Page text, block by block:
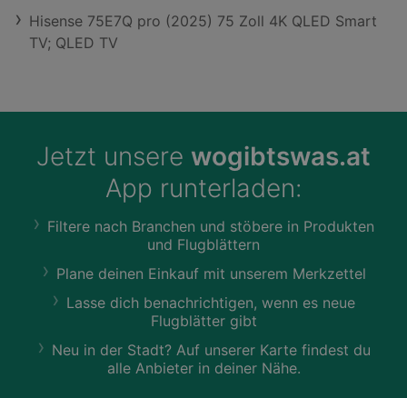
Hisense 75E7Q pro (2025) 75 Zoll 4K QLED Smart
TV; QLED TV
Jetzt unsere wogibtswas.at
App runterladen:
Filtere nach Branchen und stöbere in Produkten
und Flugblättern
Plane deinen Einkauf mit unserem Merkzettel
Lasse dich benachrichtigen, wenn es neue
Flugblätter gibt
Neu in der Stadt? Auf unserer Karte findest du
alle Anbieter in deiner Nähe.